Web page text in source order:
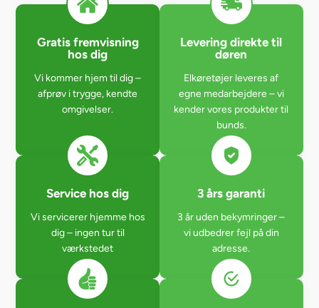
Gratis fremvisning
hos dig
Vi kommer hjem til dig –
afprøv i trygge, kendte
omgivelser.
Levering direkte til
døren
Elkøretøjer leveres af
egne medarbejdere – vi
kender vores produkter til
bunds.
Service hos dig
Vi servicerer hjemme hos
dig – ingen tur til
værkstedet
3 års garanti
3 år uden bekymringer –
vi udbedrer fejl på din
adresse.